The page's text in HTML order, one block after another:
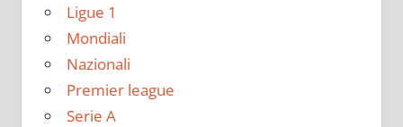
Ligue 1
Mondiali
Nazionali
Premier league
Serie A